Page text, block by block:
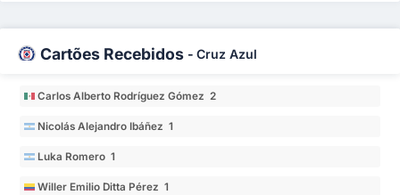
Cartões Recebidos - Cruz Azul
Carlos Alberto Rodríguez Gómez 2
Nicolás Alejandro Ibáñez 1
Luka Romero 1
Willer Emilio Ditta Pérez 1